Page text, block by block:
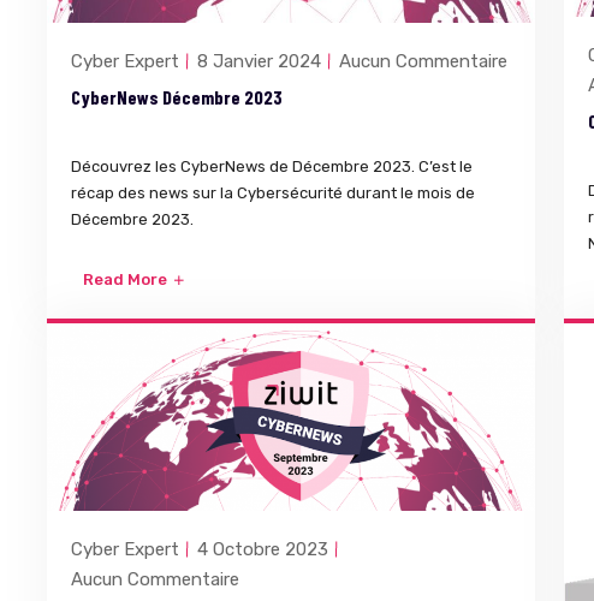
Cyber Expert 8 Janvier 2024 Aucun Commentaire
CyberNews Décembre 2023
Découvrez les CyberNews de Décembre 2023. C’est le
récap des news sur la Cybersécurité durant le mois de
Décembre 2023.
Read More
Cyber Expert
4 Octobre 2023
Aucun Commentaire